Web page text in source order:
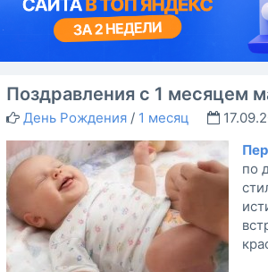
Поздравления с 1 месяцем
День Рождения / 1 месяц
по